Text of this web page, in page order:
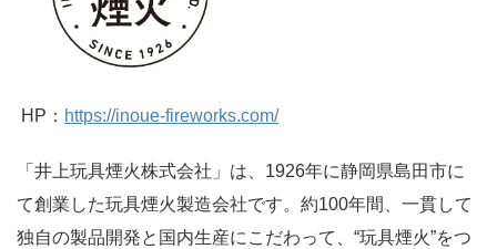
HP： https://inoue-fireworks.com/
「井上玩具煙火株式会社」は、1926年に静岡県島田市に
て創業した玩具煙火製造会社です。約100年間、一貫して
独自の製品開発と国内生産にこだわって、“玩具煙火”をつ